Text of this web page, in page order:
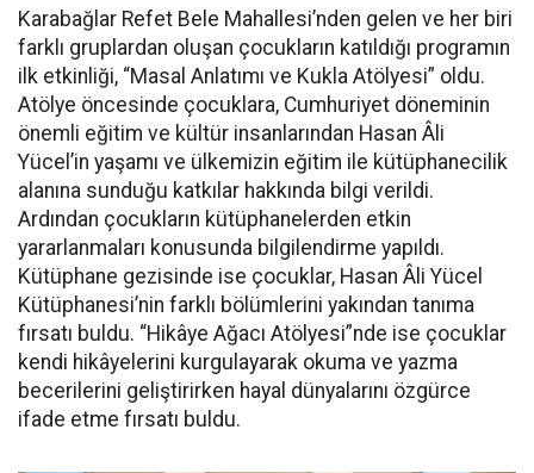
Karabağlar Refet Bele Mahallesi’nden gelen ve her biri
farklı gruplardan oluşan çocukların katıldığı programın
ilk etkinliği, “Masal Anlatımı ve Kukla Atölyesi” oldu.
Atölye öncesinde çocuklara, Cumhuriyet döneminin
önemli eğitim ve kültür insanlarından Hasan Âli
Yücel’in yaşamı ve ülkemizin eğitim ile kütüphanecilik
alanına sunduğu katkılar hakkında bilgi verildi.
Ardından çocukların kütüphanelerden etkin
yararlanmaları konusunda bilgilendirme yapıldı.
Kütüphane gezisinde ise çocuklar, Hasan Âli Yücel
Kütüphanesi’nin farklı bölümlerini yakından tanıma
fırsatı buldu. “Hikâye Ağacı Atölyesi”nde ise çocuklar
kendi hikâyelerini kurgulayarak okuma ve yazma
becerilerini geliştirirken hayal dünyalarını özgürce
ifade etme fırsatı buldu.